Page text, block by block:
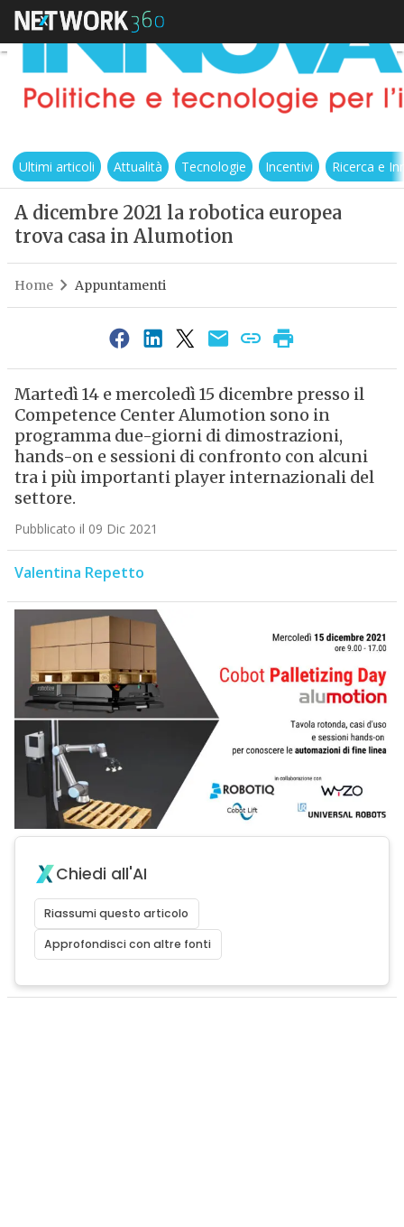
Ultimi articoli Attualità Tecnologie Incentivi Ricerca e
A dicembre 2021 la robotica europea
trova casa in Alumotion
Home Appuntamenti
Martedì 14 e mercoledì 15 dicembre presso il
Competence Center Alumotion sono in
programma due-giorni di dimostrazioni,
hands-on e sessioni di confronto con alcuni
tra i più importanti player internazionali del
settore.
Pubblicato il 09 Dic 2021
Valentina Repetto
Chiedi all'AI
Riassumi questo articolo
Approfondisci con altre fonti